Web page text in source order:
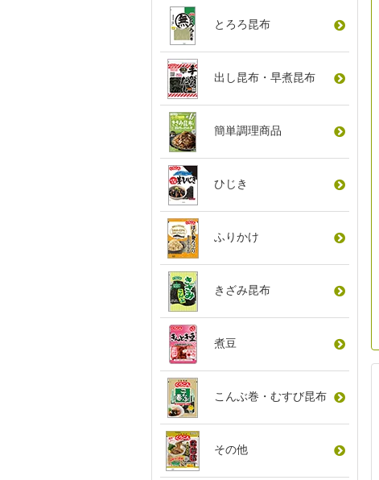
とろろ昆布
出し昆布 ・ 早煮昆布
簡単調理商品
ひじき
ふりかけ
きざみ昆布
煮豆
こんぶ巻 ・ むすび昆布
その他